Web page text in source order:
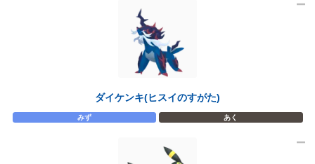
ダイケンキ(ヒスイのすがた)
みず あく